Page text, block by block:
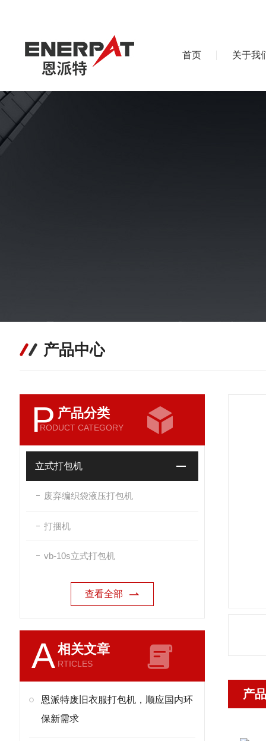
首页 关于我
产品中心
P 产品分类
RODUCT CATEGORY
立式打包机
废弃编织袋液压打包机
打捆机
vb-10s立式打包机
查看全部
A相关文章
RTICLES
恩派特废旧衣服打包机，顺应国内环
保新需求
产